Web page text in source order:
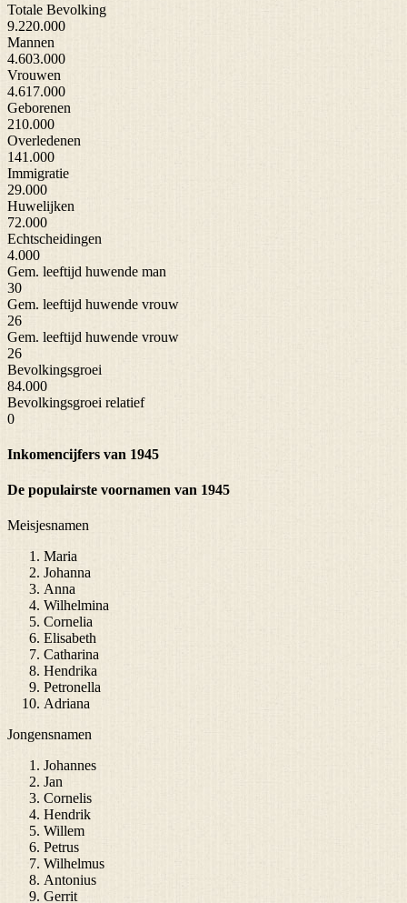
Totale Bevolking
9.220.000
Mannen
4.603.000
Vrouwen
4.617.000
Geborenen
210.000
Overledenen
141.000
Immigratie
29.000
Huwelijken
72.000
Echtscheidingen
4.000
Gem. leeftijd huwende man
30
Gem. leeftijd huwende vrouw
26
Gem. leeftijd huwende vrouw
26
Bevolkingsgroei
84.000
Bevolkingsgroei relatief
0
Inkomencijfers van 1945
De populairste voornamen van 1945
Meisjesnamen
Maria
Johanna
Anna
Wilhelmina
Cornelia
Elisabeth
Catharina
Hendrika
Petronella
Adriana
Jongensnamen
Johannes
Jan
Cornelis
Hendrik
Willem
Petrus
Wilhelmus
Antonius
Gerrit